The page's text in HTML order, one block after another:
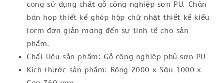
cong sử dụng chất gỗ công nghiệp sơn PU. Chân
bàn họp thiết kế ghép hộp chữ nhật thiết kế kiểu
form đơn giản mang đến sự tinh tế cho sản
phẩm.
Chất liệu sản phẩm: Gỗ công nghiệp phủ sơn PU
Kích thước sản phẩm: Rộng 2000 x Sâu 1000 x